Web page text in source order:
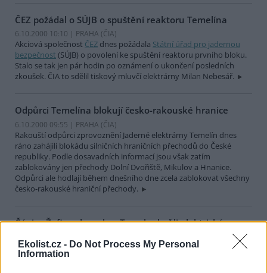
Ekolist.cz - Do Not Process My Personal
Information
ČEZ požádal o SÚJB o spuštění reaktoru Temelína
6.10.2000 10:10 | PRAHA (ČIA)
Akciová společnost ČEZ dnes požádala Státní úřad pro jadernou
bezpečnost (SÚJB) o povolení ke spuštění reaktoru prvního bloku.
Stalo se tak jen pár hodin po oznámení o ukončení posledních
zkoušek. ČIA to sdělil tiskový mluvčí elektrárny Milan Nebesář.
Odpůrci Temelína blokují česko-rakouské hranice
6.10.2000 09:55 | PRAHA (ČIA)
Rakouští odpůrci zprovoznění Jaderné elektrárny Temelín dnes
ráno zahájili blokádu silničních hraničních přechodů do České
republiky. Podle dosavadních informací jsou však zatím
zablokovány jen přechody Dolní Dvořiště, Mikulov a Hnanice.
Odpůrci ale hodlají během dnešního dne zcela zablokovat všechny
česko-rakouské hraniční přechody.
Čápice Žofie zahynula v Turecku kvůli elektrickému
5.10.2000 12:15 | PRAHA ( ČIA)
Mladá samička čápa bílého Žofie, která byla od srpna za pomoci